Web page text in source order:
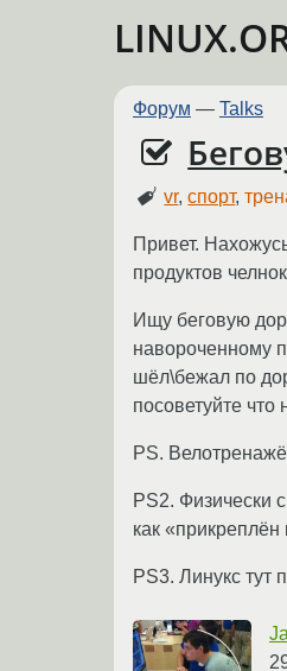
Форум — Talks
vr,спорт,
Привет.
продуктов
Ищу беговую
навороченному
шёл\бежал по
посоветуйте что
PS.
PS2. Физически
как
PS3. Линукс тут